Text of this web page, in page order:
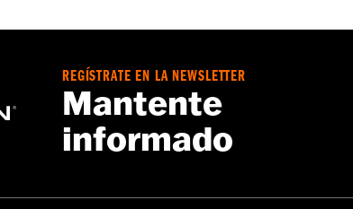
www.h-d.com/warrantypara más detalles
REGÍSTRATE EN LA NEWSLETTER
Mantente
informado